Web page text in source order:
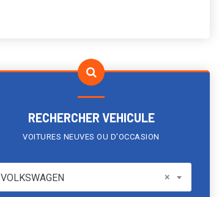
RECHERCHER VEHICULE
VOITURES NEUVES OU D'OCCASION
VOLKSWAGEN ×
VOLKSWAGEN